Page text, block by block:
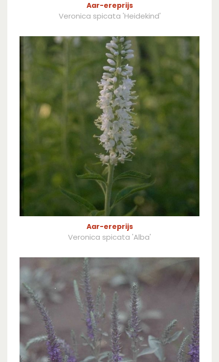
Aar-ereprijs
Veronica spicata 'Heidekind'
Aar-ereprijs
Veronica spicata 'Alba'